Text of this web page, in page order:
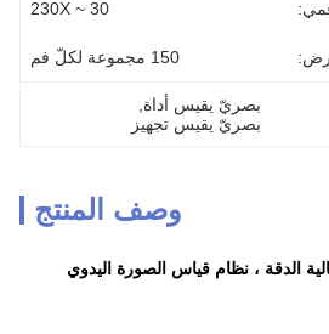
30 ~ 230X
150 مجموعة لكلّ فم
بصريّ يقيس أداة
بصريّ يقيس تجهيز
وصف المنتج
الدقة ، نظام قياس الصورة اليدوي